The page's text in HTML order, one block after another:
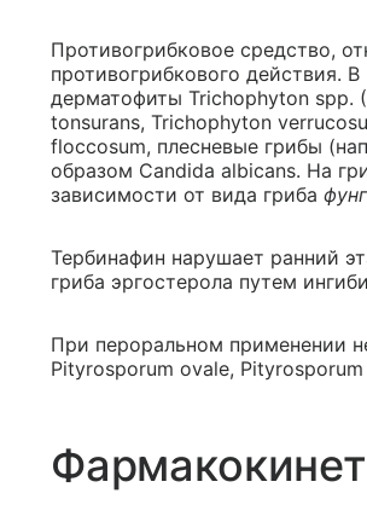
Противогрибковое средство,
противогрибкового действия.
дерматофиты Trichophyton spp.
tonsurans, Trichophyton
floccosum, плесневые грибы
образом Candida albicans. На
зависимости от вида гриба
Тербинафин нарушает ранний
гриба эргостерола путем
При пероральном применении
Pityrosporum ovale,